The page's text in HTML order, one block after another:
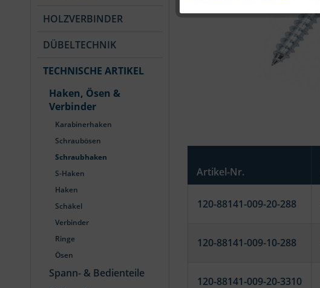
HOLZVERBINDER
DÜBELTECHNIK
TECHNISCHE ARTIKEL
Haken, Ösen &
Verbinder
Karabinerhaken
Schraubösen
Schraubhaken
S-Haken
Haken
Schäkel
Verbinder
Ringe
Ösen
Spann- & Bedienteile
Artikel-Nr.
120-88141-009-20-288
120-88141-009-10-288
120-88141-009-20-3310